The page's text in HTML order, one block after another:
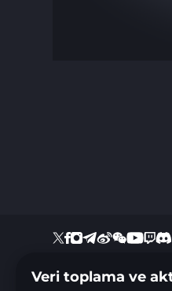
Veri toplama ve